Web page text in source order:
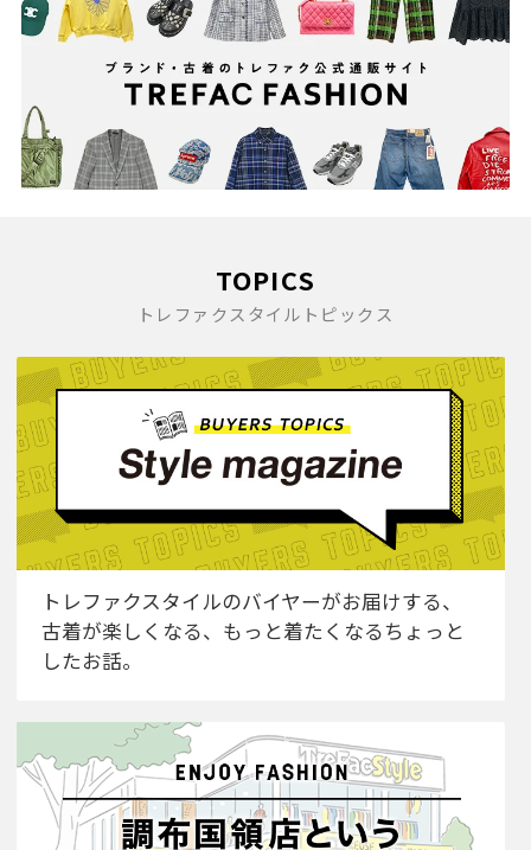
TOPICS
トレファクスタイルトピックス
トレファクスタイルのバイヤーがお届けする、
古着が楽しくなる、もっと着たくなるちょっと
したお話。